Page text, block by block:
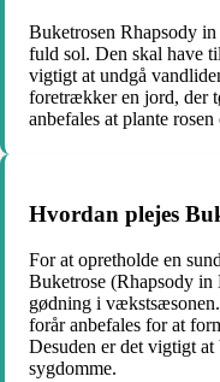
Buketrosen Rhapsody
fuld sol. Den skal have
vigtigt at undgå
foretrækker en jord, der
anbefales at plante
Hvordan plejes
For at opretholde en
Buketrose (Rhapsody
gødning i
forår anbefales for at
Desuden er det vigtigt
sygdomme.